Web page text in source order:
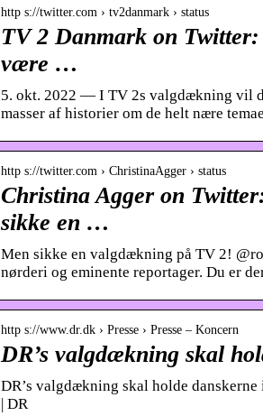
http s://twitter.com › tv2danmark › status
TV 2 Danmark on
være …
5. okt. 2022 — I TV 2s valgdækning vil
masser af historier om de helt nære
http s://twitter.com › ChristinaAgger › status
Christina Agger on
sikke en …
Men sikke en valgdækning på TV 2!
nørderi og eminente reportager. Du er
http s://www.dr.dk › Presse › Presse – Koncern
DR’s valgdækning skal
DR’s valgdækning skal holde
| DR